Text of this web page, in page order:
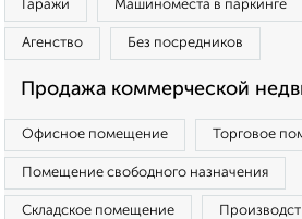
Гаражи Машиноместа в паркинге
Агенство Без посредников
Продажа коммерческой
Офисное помещение Торговое
Помещение свободного назначения
Складское помещение